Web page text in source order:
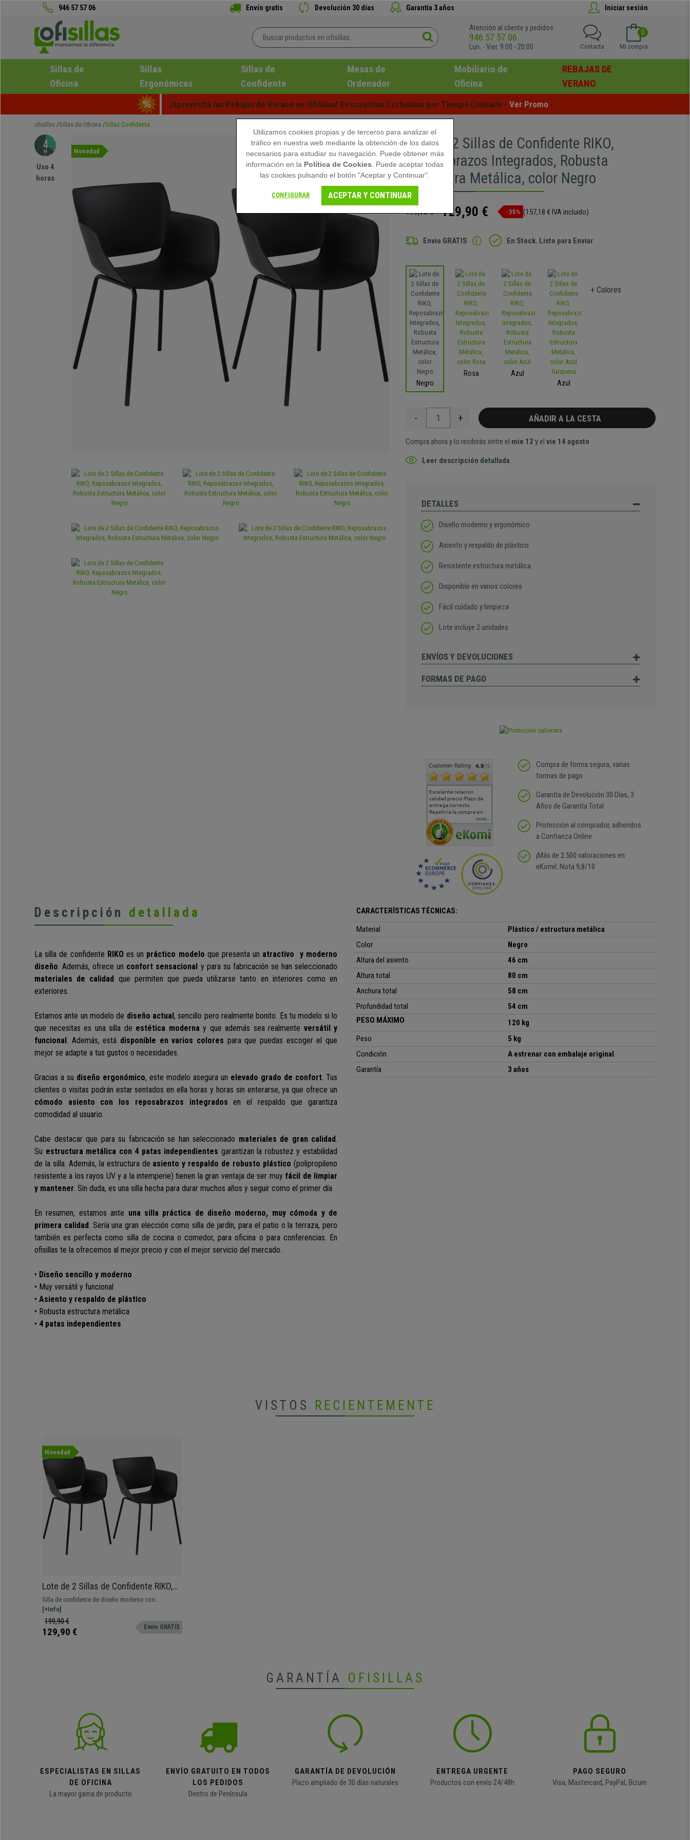
946 57 57 06 Envío gratis Devolución 30 días Garantía 3 años Iniciar sesión
Atención al cliente y pedidos
946 57 57 06
Lun. - Vier. 9:00 - 20:00
0
Mi compra
Contacta
Sillas de
Oficina
Sillas
Ergonómicas
Sillas de
Confidente
Mesas de
Ordenador
Mobiliario de
Oficina
REBAJAS DE
VERANO
¡Aprovecha las Rebajas de Verano en Ofisillas! Descuentos Exclusivos por Tiempo Limitado - Ver Promo -
ofisillas Sillas de Oficina Sillas Confidente
Uso 4
horas
Novedad
Lote de 2 Sillas de Confidente RIKO,
Reposabrazos Integrados, Robusta
Estructura Metálica, color Negro
199,90 € 129,90 € -35% (157,18 € IVA incluido)
Envio GRATIS En Stock. Listo para Enviar
Negro
Rosa
Azul
Azul
+ Colores
- + AÑADIR A LA CESTA
Compra ahora y lo recibirás entre el mie 12 y elvie 14 agosto
Leer descripción detallada
DETALLES
Diseño moderno y ergonómico
Asiento y respaldo de plástico
Resistente estructura metálica
Disponible en varios colores
Fácil cuidado y limpieza
Lote incluye 2 unidades
ENVÍOS Y DEVOLUCIONES
FORMAS DE PAGO
Customer Rating 4.9/5
Excelente relacion
calidad precio Plazo de
entrega correcto.
Repetiría la compra sin
duda
Todo fenomenal , la
atención al cliente de 10,
Muy contento rapidez en
la entrega y calidad en el
producto.
SAS
MORE...
Compra de forma segura, varias
formas de pago
Garantía de Devolución 30 Días, 3
Años de Garantía Total
Protección al comprador, adheridos
a Confianza Online
¡Más de 2.500 valoraciones en
eKomi!, Nota 9,8/10
Descripción detallada
La silla de confidente RIKOes un práctico modelo que presenta un atractivo y moderno
diseño. Además, ofrece un confort sensacional y para su fabricación se han seleccionado
materiales de calidad que permiten que pueda utilizarse tanto en interiores como en
exteriores.
Estamos ante un modelo de diseño actual, sencillo pero realmente bonito. Es tu modelo si lo
que necesitas es una silla de estética moderna y que además sea realmente versátil y
funcional . Además, está disponible en varios colores para que puedas escoger el que
mejor se adapte a tus gustos o necesidades.
Gracias a su diseño ergonómico, este modelo asegura un elevado grado de confort. Tus
clientes o visitas podrán estar sentados en ella horas y horas sin enterarse, ya que ofrece un
cómodo asiento con los reposabrazos integrados en el respaldo que garantiza
comodidad al usuario.
Cabe destacar que para su fabricación se han seleccionado materiales de gran calidad .
Su estructura metálica con 4 patas independientes garantizan la robustez y estabilidad
de la silla. Además, la estructura de asiento y respaldo de robusto plástico (polipropileno
resistente a los rayos UV y a la intemperie) tienen la gran ventaja de ser muy fácil de limpiar
y mantener. Sin duda, es una silla hecha para durar muchos años y seguir como el primer día.
En resumen, estamos ante una silla práctica de diseño moderno, muy cómoda y de
primera calidad . Sería una gran elección como silla de jardín, para el patio o la terraza, pero
también es perfecta como silla de cocina o comedor, para oficina o para conferencias. En
ofisillas te la ofrecemos al mejor precio y con el mejor servicio del mercado.
• Diseño sencillo y moderno
• Muy versátil y funcional
• Asiento y respaldo de plástico
• Robusta estructura metálica
• 4 patas independientes
CARACTERÍSTICAS TÉCNICAS:
Material
Plástico / estructura metálica
Color
Negro
Altura del asiento
46 cm
Altura total
80 cm
Anchura total
58 cm
Profundidad total
54 cm
PESO MÁXIMO
120 kg
Peso
5 kg
Condición
A estrenar con embalaje original
Garantía
3 años
VISTOS RECIENTEMENTE
Novedad
Lote de 2 Sillas de Confidente RIKO,
Reposabrazos Integrados, Robusta
Estructura Metálica, color Negro
Silla de confidente de diseño moderno con
reposabrazos integrados y robusta estructura
metálica.
[+Info]
199,90 €
129,90 € Envio GRATIS
GARANTÍA OFISILLAS
ESPECIALISTAS EN SILLAS
DE OFICINA
La mayor gama de producto
ENVÍO GRATUITO EN TODOS
LOS PEDIDOS
Dentro de Península
GARANTÍA DE DEVOLUCIÓN
Plazo ampliado de 30 días naturales
ENTREGA URGENTE
Productos con envío 24/48h
PAGO SEGURO
Visa, Mastercard, PayPal, Bizum
Utilizamos cookies propias y de terceros para analizar el
tráfico en nuestra web mediante la obtención de los datos
necesarios para estudiar su navegación. Puede obtener más
información en la Política de Cookies . Puede aceptar todas
las cookies pulsando el botón "Aceptar y Continuar".
CONFIGURAR ACEPTAR Y CONTINUAR